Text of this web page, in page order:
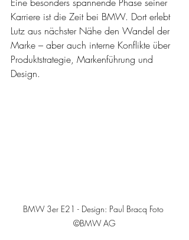
Karriere ist die Zeit bei BMW. Dort erlebt
Lutz aus nächster Nähe den Wandel der
Marke – aber auch interne Konflikte über
Produktstrategie, Markenführung und
Design.
BMW 3er E21 - Design: Paul Bracq Foto
©BMW AG